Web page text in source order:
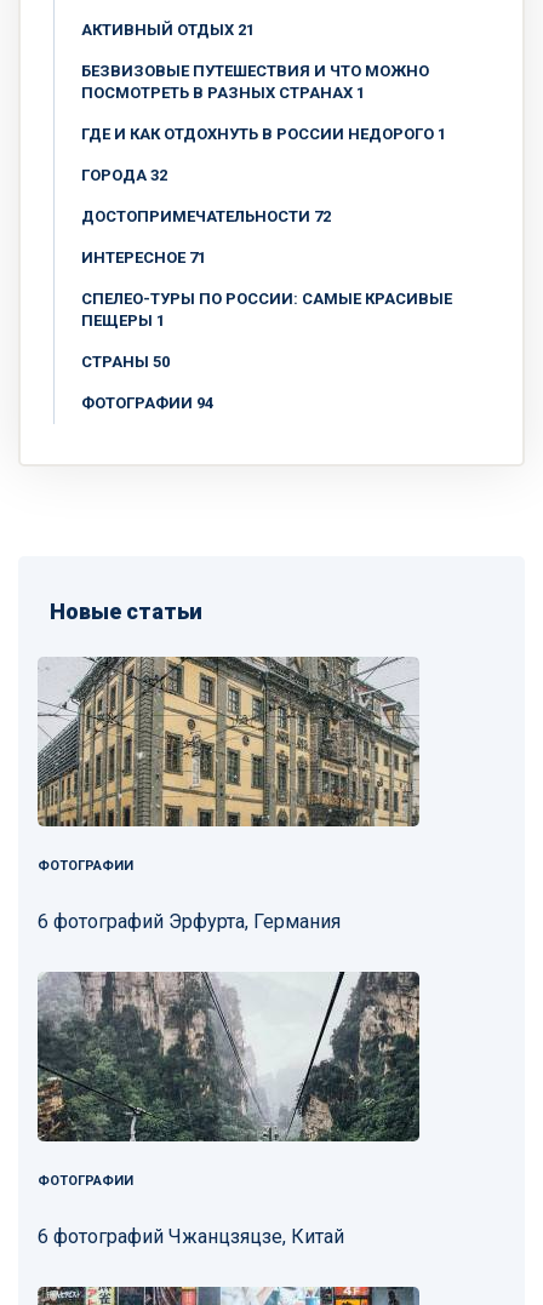
АКТИВНЫЙ ОТДЫХ 21
БЕЗВИЗОВЫЕ ПУТЕШЕСТВИЯ И ЧТО МОЖНО
ПОСМОТРЕТЬ В РАЗНЫХ СТРАНАХ 1
ГДЕ И КАК ОТДОХНУТЬ В РОССИИ НЕДОРОГО 1
ГОРОДА 32
ДОСТОПРИМЕЧАТЕЛЬНОСТИ 72
ИНТЕРЕСНОЕ 71
СПЕЛЕО-ТУРЫ ПО РОССИИ: САМЫЕ КРАСИВЫЕ
ПЕЩЕРЫ 1
СТРАНЫ 50
ФОТОГРАФИИ 94
Новые статьи
ФОТОГРАФИИ
6 фотографий Эрфурта, Германия
ФОТОГРАФИИ
6 фотографий Чжанцзяцзе, Китай